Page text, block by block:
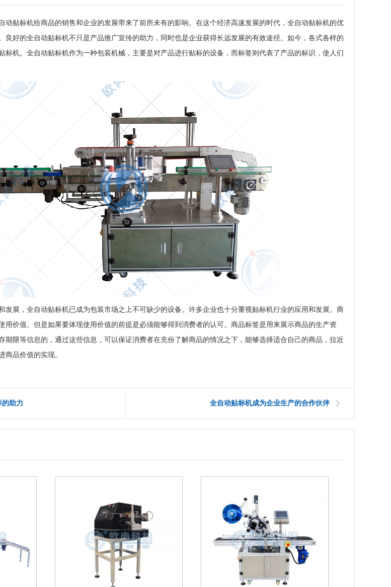
贴标机给商品的销售和企业的发展带来了前所未有的影响。在这个经济高速发展的时代，全自动贴标机的优
良好的全自动贴标机不只是产品推广宣传的助力，同时也是企业获得长远发展的有效途径。如今，各式各样的
标机。全自动贴标机作为一种包装机械，主要是对产品进行贴标的设备，而标签则代表了产品的标识，使人们
展，全自动贴标机已成为包装市场之上不可缺少的设备。许多企业也十分重视贴标机行业的应用和发展。商
用价值。但是如果要体现使用价值的前提是必须能够得到消费者的认可。商品标签是用来展示商品的生产资
期限等信息的，通过这些信息，可以保证消费者在充份了解商品的情况之下，能够选择适合自己的商品，拉近
商品价值的实现。
的助力 全自动贴标机成为企业生产的合作伙伴